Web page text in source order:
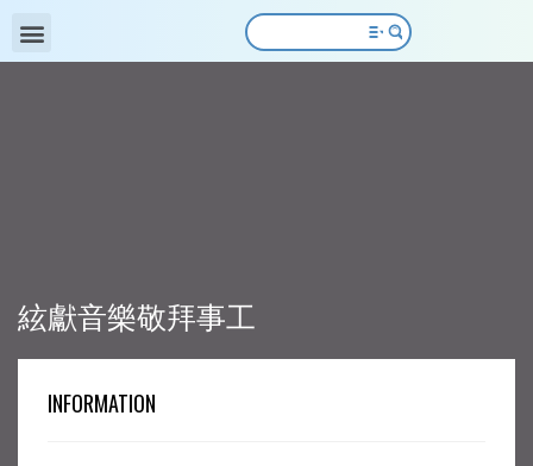
絃獻音樂敬拜事工
INFORMATION